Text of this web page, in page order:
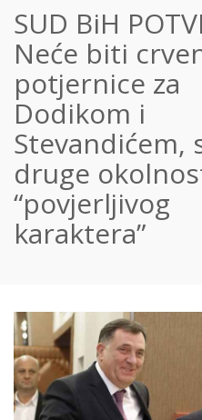
SUD BiH
Neće biti
potjernice za
Dodikom i
Stevandićem,
druge
“povjerljivog
karaktera”